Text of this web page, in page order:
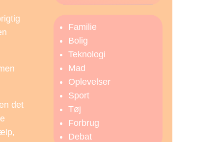
det
Familie
Bolig
Teknologi
Mad
Oplevelser
Sport
Tøj
Forbrug
Debat